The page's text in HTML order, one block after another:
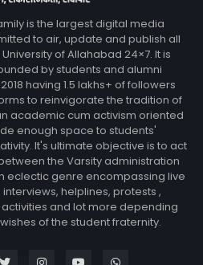
is the largest digital media
to air, update and publish all
of Allahabad 24×7. It is
by students and alumni
having 1.5 lakhs+ of followers
to reinvigorate the tradition of
academic cum activism oriented
enough space to students'
It's ultimate objective is to act
the Varsity administration
eclectic genre encompassing live
helplines, protests ,
and lot more depending
of the student fraternity.